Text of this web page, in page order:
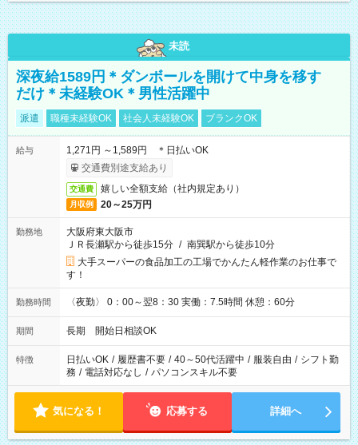
未読
深夜給1589円＊ダンボールを開けて中身を移す
だけ＊未経験OK＊男性活躍中
派遣 職種未経験OK 社会人未経験OK ブランクOK
給与
1,271円 ～1,589円 ＊日払いOK
交通費別途支給あり
交通費 嬉しい全額支給（社内規定あり）
月収例 20～25万円
勤務地
大阪府東大阪市
ＪＲ長瀬駅から徒歩15分 / 南巽駅から徒歩10分
大手スーパーの食品加工の工場でかんたん軽作業のお仕事で
す！
勤務時間 〈夜勤〉 0：00～翌8：30 実働：7.5時間 休憩：60分
期間 長期 開始日相談OK
特徴 日払いOK / 履歴書不要 / 40～50代活躍中 / 服装自由 / シフト勤
務 / 電話対応なし / パソコンスキル不要
気になる！ 応募する 詳細へ